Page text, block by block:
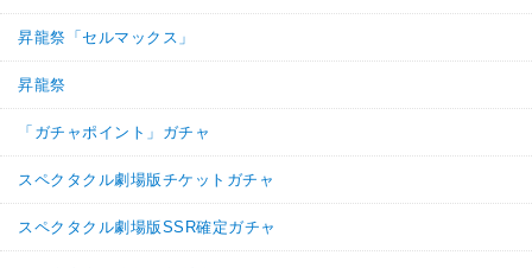
昇龍祭「セルマックス」
昇龍祭
「ガチャポイント」ガチャ
スペクタクル劇場版チケットガチャ
スペクタクル劇場版SSR確定ガチャ